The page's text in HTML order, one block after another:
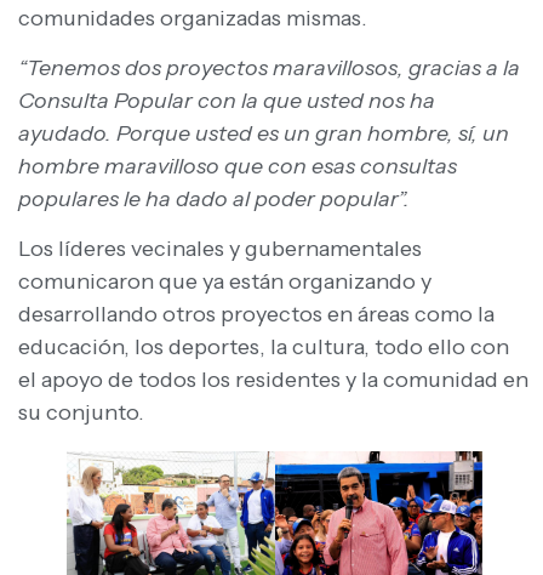
comunidades organizadas mismas.
“Tenemos dos proyectos maravillosos, gracias a la
Consulta Popular con la que usted nos ha
ayudado. Porque usted es un gran hombre, sí, un
hombre maravilloso que con esas consultas
populares le ha dado al poder popular”.
Los líderes vecinales y gubernamentales
comunicaron que ya están organizando y
desarrollando otros proyectos en áreas como la
educación, los deportes, la cultura, todo ello con
el apoyo de todos los residentes y la comunidad en
su conjunto.